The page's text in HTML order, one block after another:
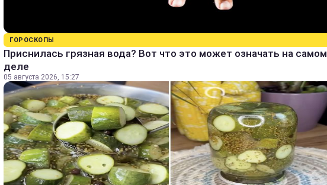
ГОРОСКОПЫ
Приснилась грязная вода? Вот что это может означать на самом
деле
05 августа 2026, 15:27